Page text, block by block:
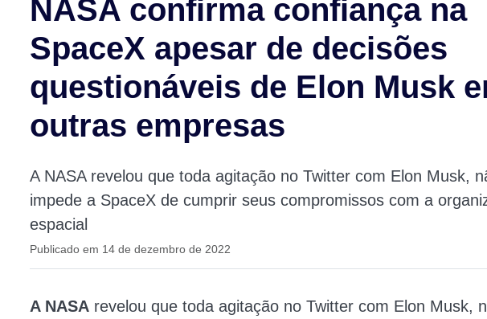
NASA confirma confiança na
SpaceX apesar de decisões
questionáveis de Elon Musk
outras empresas
A NASA revelou que toda agitação no Twitter com Elon Musk,
impede a SpaceX de cumprir seus compromissos com a
espacial
Publicado em 14 de dezembro de 2022
A NASA revelou que toda agitação no Twitter com Elon Musk,